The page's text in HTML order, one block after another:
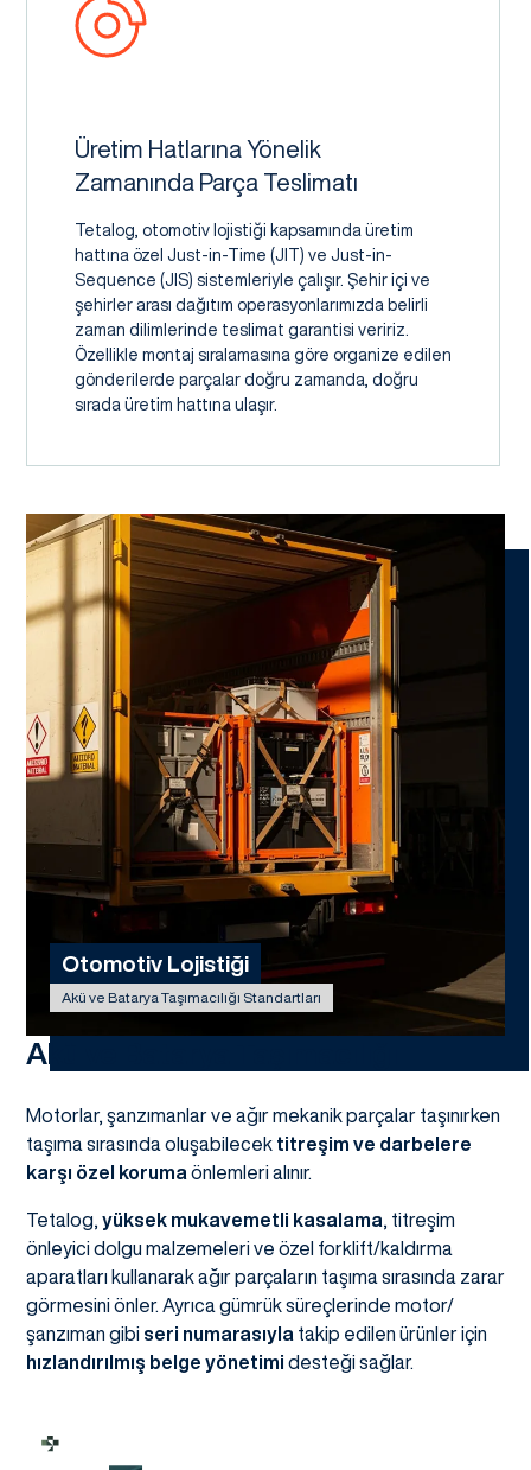
Üretim Hatlarına Yönelik
Zamanında Parça Teslimatı
Tetalog, otomotiv lojistiği kapsamında üretim
hattına özel Just-in-Time (JIT) ve Just-in-
Sequence (JIS) sistemleriyle çalışır. Şehir içi ve
şehirler arası dağıtım operasyonlarımızda belirli
zaman dilimlerinde teslimat garantisi veririz.
Özellikle montaj sıralamasına göre organize edilen
gönderilerde parçalar doğru zamanda, doğru
sırada üretim hattına ulaşır.
Otomotiv Lojistiği
Akü ve Batarya Taşımacılığı Standartları
Akü ve Batarya Taşımacılığı
Motorlar, şanzımanlar ve ağır mekanik parçalar taşınırken
taşıma sırasında oluşabilecek titreşim ve darbelere
karşı özel koruma önlemleri alınır.
Tetalog, yüksek mukavemetli kasalama , titreşim
önleyici dolgu malzemeleri ve özel forklift/kaldırma
aparatları kullanarak ağır parçaların taşıma sırasında zarar
görmesini önler. Ayrıca gümrük süreçlerinde motor/
şanzıman gibi seri numarasıyla takip edilen ürünler için
hızlandırılmış belge yönetimi desteği sağlar.